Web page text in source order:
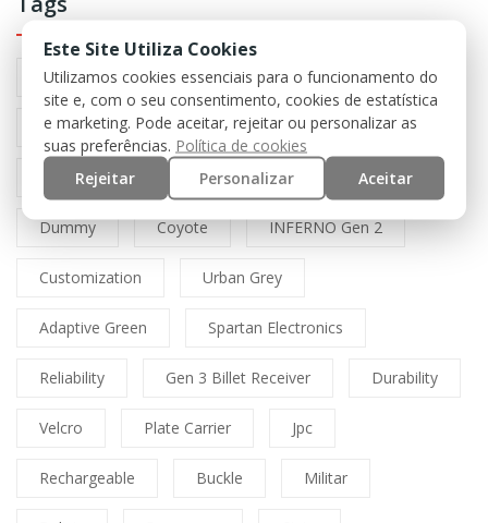
Preto Black Airsoft Tan
Multicam Mfh Boné Cordura
Lasercut Spitfire Direct Action
Dummy Coyote INFERNO Gen 2
Customization Urban Grey
Adaptive Green Spartan Electronics
Reliability Gen 3 Billet Receiver Durability
Velcro Plate Carrier Jpc
Rechargeable Buckle Militar
Este Site Utiliza Cookies
Utilizamos cookies essenciais para o funcionamento do
site e, com o seu consentimento, cookies de estatística
e marketing. Pode aceitar, rejeitar ou personalizar as
suas preferências. Política de cookies
Rejeitar
Personalizar Aceitar